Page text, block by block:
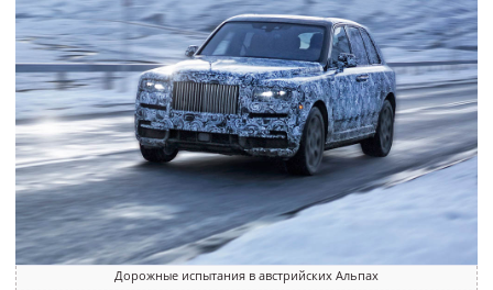
Дорожные испытания в австрийских Альпах